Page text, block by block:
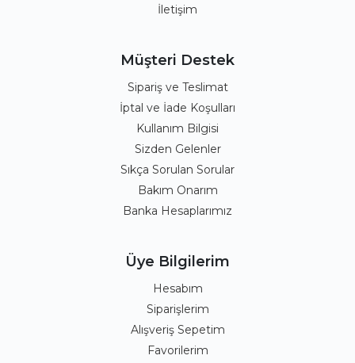
İletişim
Müşteri Destek
Sipariş ve Teslimat
İptal ve İade Koşulları
Kullanım Bilgisi
Sizden Gelenler
Sıkça Sorulan Sorular
Bakım Onarım
Banka Hesaplarımız
Üye Bilgilerim
Hesabım
Siparişlerim
Alışveriş Sepetim
Favorilerim